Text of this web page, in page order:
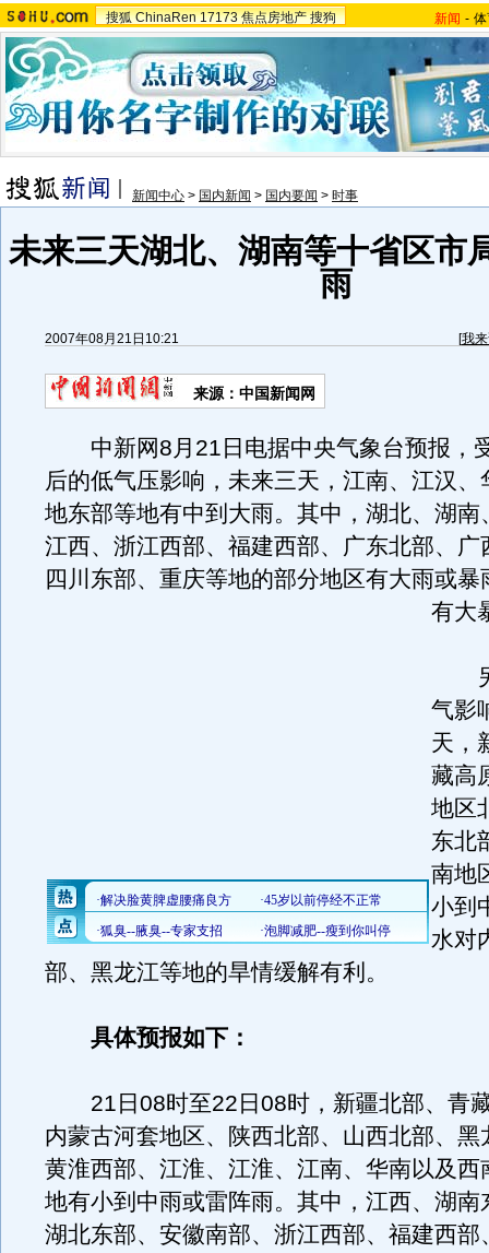
搜狐 ChinaRen 17173 焦点房地产 搜狗 新闻 -
新闻中心 > 国内新闻 > 国内要闻 > 时事
未来三天湖北、湖南等十省区市
雨
2007年08月21日10:21 [我
来源：中国新闻网
中新网8月21日电据中央气象台预报，受
后的低气压影响，未来三天，江南、江汉、
地东部等地有中到大雨。其中，湖北、湖南
江西、浙江西部、福建西部、广东北部、广
四川东部、重庆等地的部分地区有大雨或暴
有大
另
气影
天，
藏高
地区
东北
南地
小到
水对
部、黑龙江等地的旱情缓解有利。
具体预报如下：
21日08时至22日08时，新疆北部、青
内蒙古河套地区、陕西北部、山西北部、黑
黄淮西部、江淮、江淮、江南、华南以及西
地有小到中雨或雷阵雨。其中，江西、湖南
湖北东部、安徽南部、浙江西部、福建西部